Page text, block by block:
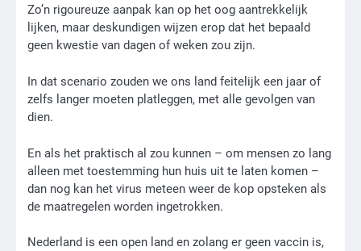
Zo’n rigoureuze aanpak kan op het oog aantrekkelijk
lijken, maar deskundigen wijzen erop dat het bepaald
geen kwestie van dagen of weken zou zijn.
In dat scenario zouden we ons land feitelijk een jaar of
zelfs langer moeten platleggen, met alle gevolgen van
dien.
En als het praktisch al zou kunnen – om mensen zo lang
alleen met toestemming hun huis uit te laten komen –
dan nog kan het virus meteen weer de kop opsteken als
de maatregelen worden ingetrokken.
Nederland is een open land en zolang er geen vaccin is,